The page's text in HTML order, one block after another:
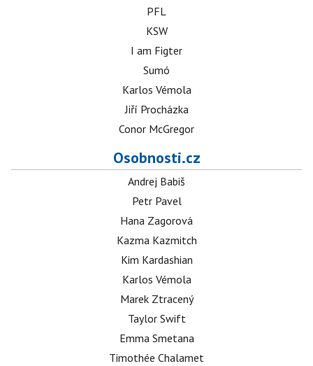
PFL
KSW
I am Figter
Sumó
Karlos Vémola
Jiří Procházka
Conor McGregor
Osobnosti.cz
Andrej Babiš
Petr Pavel
Hana Zagorová
Kazma Kazmitch
Kim Kardashian
Karlos Vémola
Marek Ztracený
Taylor Swift
Emma Smetana
Timothée Chalamet